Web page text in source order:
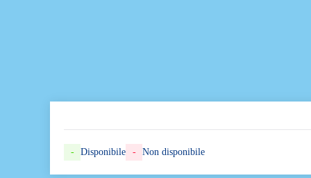
- Disponibile - Non disponibile